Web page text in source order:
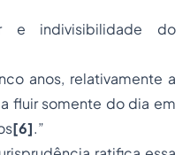
e indivisibilidade do
anos, relativamente a
fluir somente do dia em
[6].”